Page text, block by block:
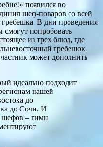
появился во
шеф-поваров со всей
гребешка. В дни проведения
смогут попробовать
из трех блюд, где
гребешок.
может дополнить
идеально подходит
нашей
до
до Сочи. И
шефов – гимн